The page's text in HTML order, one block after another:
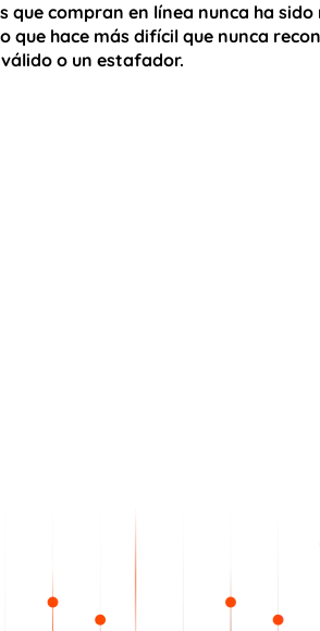
que compran en línea nunca ha sido
que hace más difícil que nunca
o un estafador.